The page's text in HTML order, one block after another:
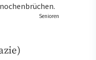
Senioren